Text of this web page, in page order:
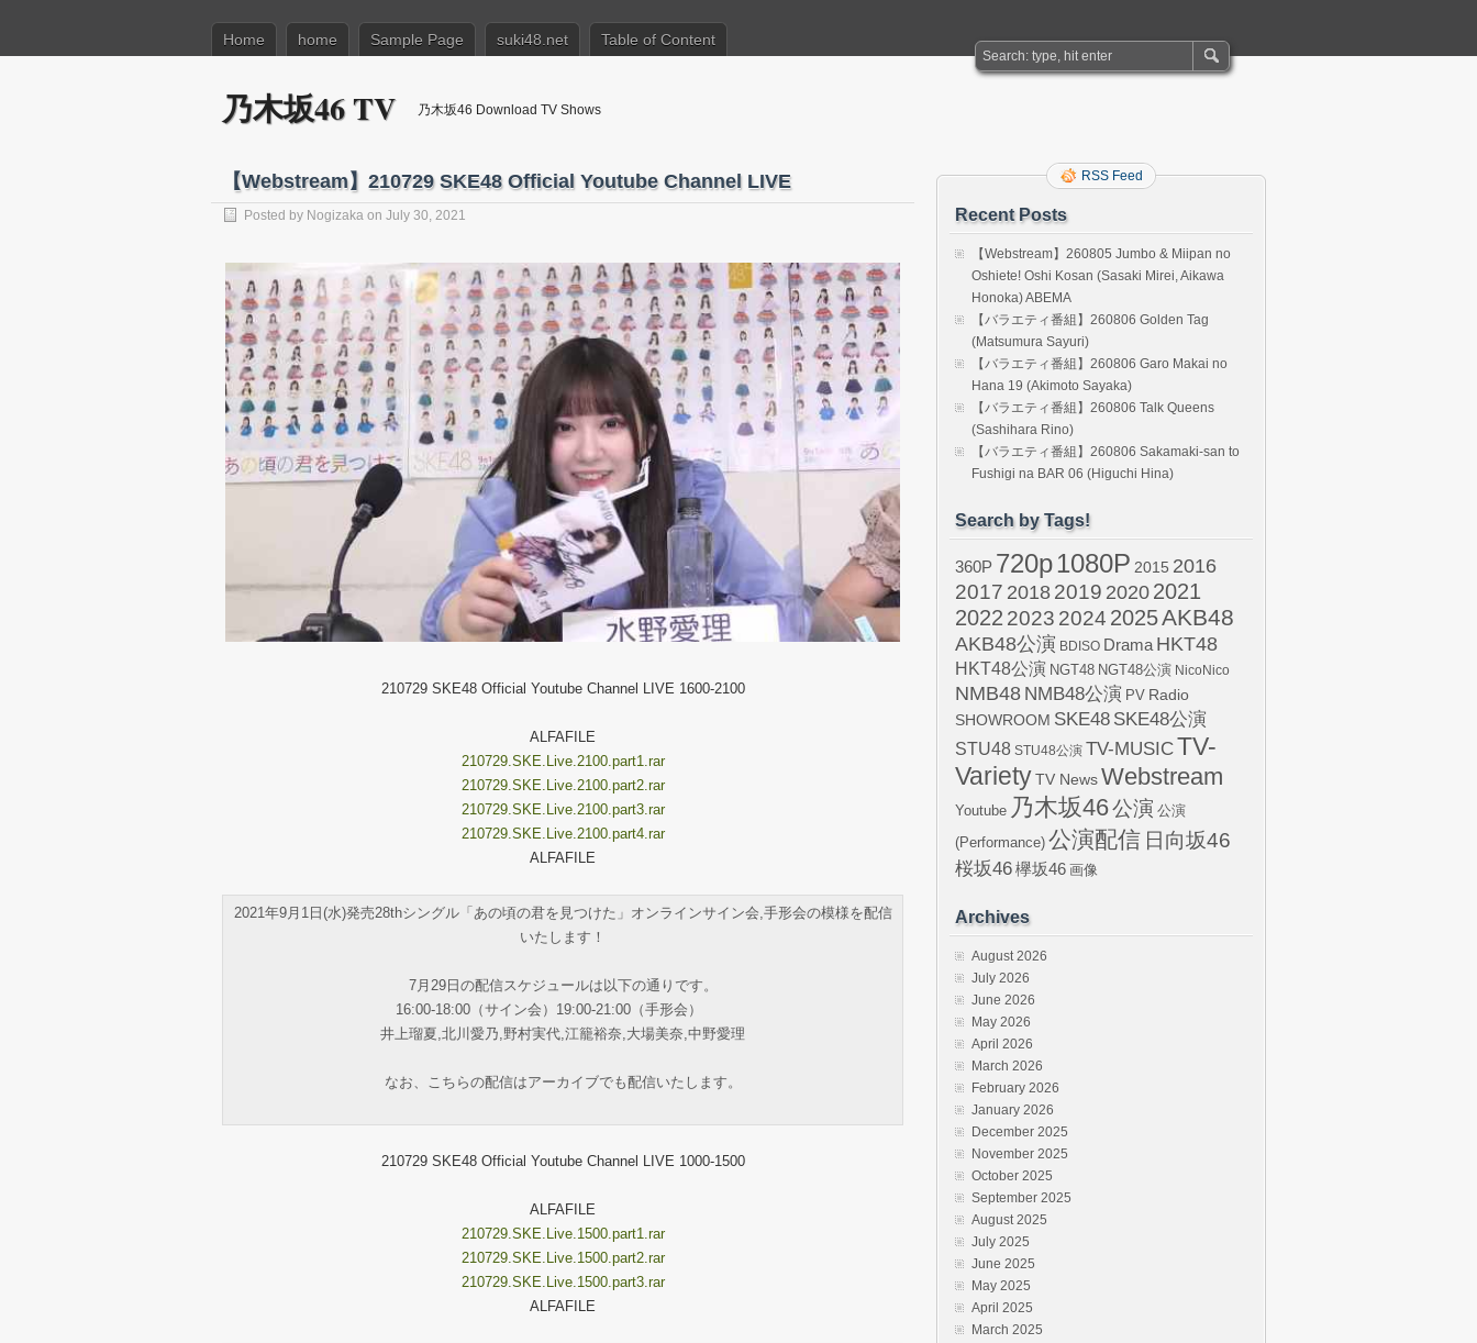
Home home Sample Page suki48.net Table of Content
乃木坂46 TV 乃木坂46 Download TV Shows
【Webstream】210729 SKE48 Official Youtube Channel LIVE
Posted by Nogizaka on July 30, 2021
210729 SKE48 Official Youtube Channel LIVE 1600-2100
ALFAFILE
210729.SKE.Live.2100.part1.rar
210729.SKE.Live.2100.part2.rar
210729.SKE.Live.2100.part3.rar
210729.SKE.Live.2100.part4.rar
ALFAFILE
2021年9月1日(水)発売28thシングル「あの頃の君を見つけた」オンラインサイン会,手形会の模様を配信
いたします！
7月29日の配信スケジュールは以下の通りです。
16:00-18:00（サイン会）19:00-21:00（手形会）
井上瑠夏,北川愛乃,野村実代,江籠裕奈,大場美奈,中野愛理
なお、こちらの配信はアーカイブでも配信いたします。
210729 SKE48 Official Youtube Channel LIVE 1000-1500
ALFAFILE
210729.SKE.Live.1500.part1.rar
210729.SKE.Live.1500.part2.rar
210729.SKE.Live.1500.part3.rar
ALFAFILE
RSS Feed
Recent Posts
【Webstream】260805 Jumbo & Miipan no
Oshiete! Oshi Kosan (Sasaki Mirei, Aikawa
Honoka) ABEMA
【バラエティ番組】260806 Golden Tag
(Matsumura Sayuri)
【バラエティ番組】260806 Garo Makai no
Hana 19 (Akimoto Sayaka)
【バラエティ番組】260806 Talk Queens
(Sashihara Rino)
【バラエティ番組】260806 Sakamaki-san to
Fushigi na BAR 06 (Higuchi Hina)
Search by Tags!
360P 720p1080P 2015 2016
2017 2018 2019 20202021
2022 2023 2024 2025AKB48
AKB48公演 BDISO Drama HKT48
HKT48公演 NGT48 NGT48公演 NicoNico
NMB48 NMB48公演 PV Radio
SHOWROOM SKE48 SKE48公演
STU48 STU48公演 TV-MUSICTV-
VarietyTV NewsWebstream
Youtube 乃木坂46公演 公演
(Performance) 公演配信 日向坂46
桜坂46欅坂46 画像
Archives
August 2026
July 2026
June 2026
May 2026
April 2026
March 2026
February 2026
January 2026
December 2025
November 2025
October 2025
September 2025
August 2025
July 2025
June 2025
May 2025
April 2025
March 2025